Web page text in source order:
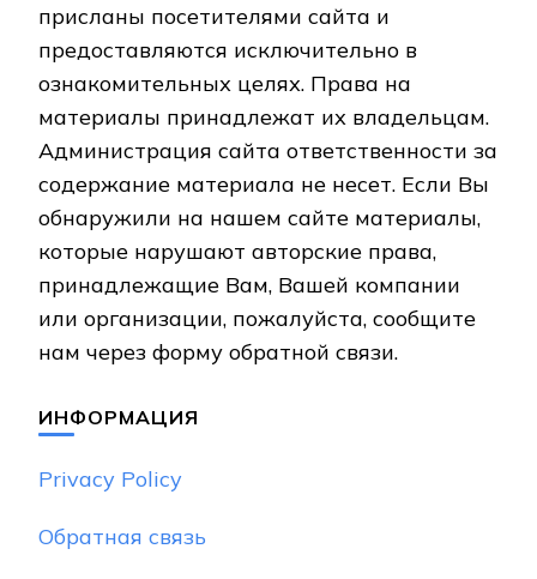
присланы посетителями сайта и
предоставляются исключительно в
ознакомительных целях. Права на
материалы принадлежат их владельцам.
Администрация сайта ответственности за
содержание материала не несет. Если Вы
обнаружили на нашем сайте материалы,
которые нарушают авторские права,
принадлежащие Вам, Вашей компании
или организации, пожалуйста, сообщите
нам через форму обратной связи.
ИНФОРМАЦИЯ
Privacy Policy
Обратная связь